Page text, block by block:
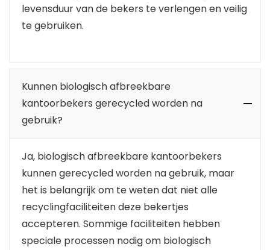
levensduur van de bekers te verlengen en veilig
te gebruiken.
Kunnen biologisch afbreekbare
kantoorbekers gerecycled worden na
gebruik?
Ja, biologisch afbreekbare kantoorbekers
kunnen gerecycled worden na gebruik, maar
het is belangrijk om te weten dat niet alle
recyclingfaciliteiten deze bekertjes
accepteren. Sommige faciliteiten hebben
speciale processen nodig om biologisch